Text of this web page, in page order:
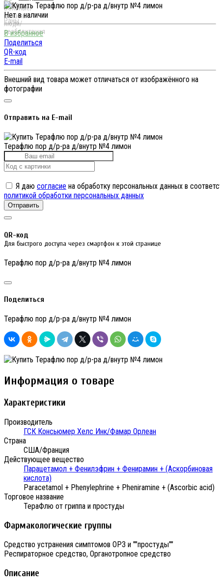
Нет в наличии
Поделиться
QR-код
E-mail
Внешний вид товара может отличаться от изображённого на
фотографии
Отправить на E-mail
Терафлю пор д/р-ра д/внутр №4 лимон
Я даю согласие на обработку персональных данных в
политикой обработки персональных данных
Отправить
QR-код
Для быстрого доступа через смартфон к этой странице
Терафлю пор д/р-ра д/внутр №4 лимон
Поделиться
Терафлю пор д/р-ра д/внутр №4 лимон
Информация о товаре
Характеристики
Производитель
ГСК Консьюмер Хелс Инк/Фамар Орлеан
Страна
США/Франция
Действующее вещество
Парацетамол + Фенилэфрин + Фенирамин + (Аскорбиновая
кислота)
Paracetamol + Phenylephrine + Pheniramine + (Ascorbic acid)
Торговое название
ТераФлю от гриппа и простуды
Фармакологические группы
Средство устранения симптомов ОРЗ и ""простуды""
Респираторное средство, Органотропное средство
Описание